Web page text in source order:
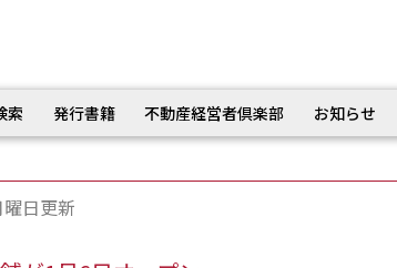
索 発行書籍 不動産経営者倶楽部 お知らせ
日更新